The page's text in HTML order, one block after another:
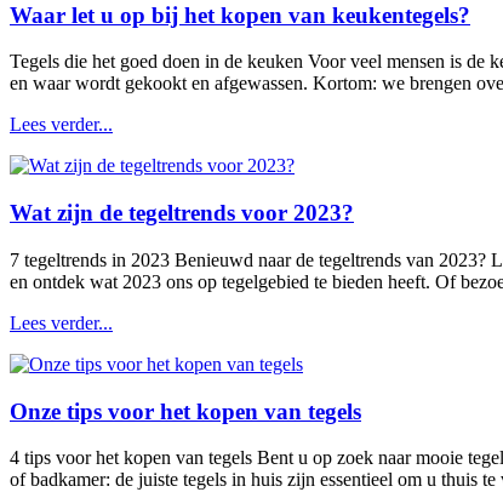
Waar let u op bij het kopen van keukentegels?
Tegels die het goed doen in de keuken Voor veel mensen is
en waar wordt gekookt en afgewassen. Kortom: we brengen
Lees verder...
Wat zijn de tegeltrends voor 2023?
7 tegeltrends in 2023 Benieuwd naar de tegeltrends van
en ontdek wat 2023 ons op tegelgebied te bieden heeft. Of
Lees verder...
Onze tips voor het kopen van tegels
4 tips voor het kopen van tegels Bent u op zoek naar mooie
of badkamer: de juiste tegels in huis zijn essentieel om u thuis te